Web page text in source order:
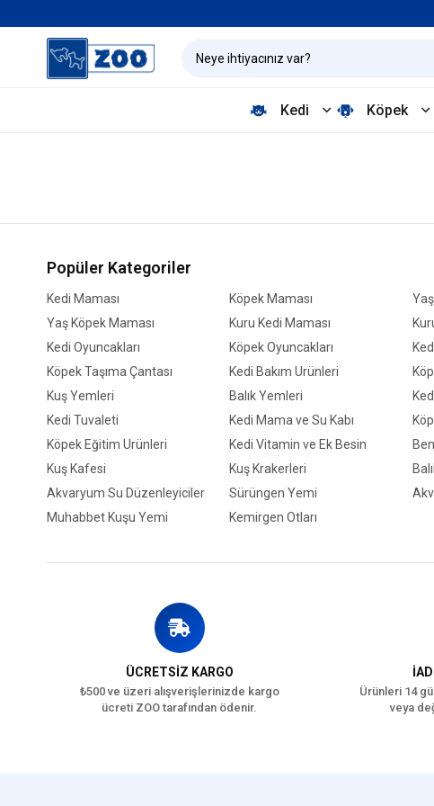
Kedi Köpek
Popüler Kategoriler
Kedi Maması Köpek Maması
Yaş Köpek Maması
Kuru Kedi Maması
Kedi Oyuncakları
Köpek Oyuncakları
Köpek Taşıma Çantası
Kedi Bakım Ürünleri
Kuş Yemleri
Balık Yemleri
Kedi Tuvaleti
Kedi Mama ve Su Kabı
Köpek Eğitim Ürünleri
Kedi Vitamin ve Ek Besin
Kuş Kafesi
Kuş Krakerleri
Akvaryum Su Düzenleyiciler
Sürüngen Yemi
Muhabbet Kuşu Yemi
Kemirgen Otları
ÜCRETSİZ KARGO
₺500 ve üzeri alışverişlerinizde kargo
ücreti ZOO tarafından ödenir.
Ürünleri 14
veya